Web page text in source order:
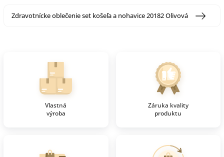
Zdravotnícke oblečenie set košeľa a nohavice 20182 Olivová
Vlastná
výroba
Záruka kvality
produktu